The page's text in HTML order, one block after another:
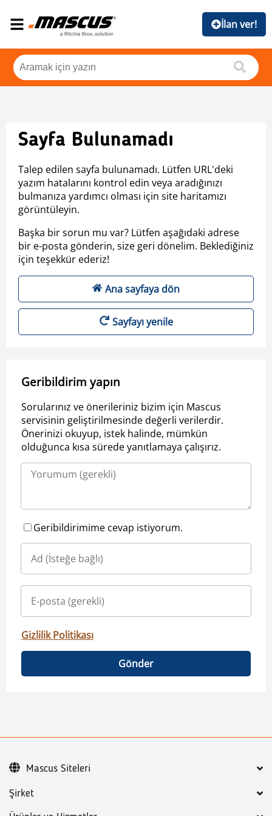
İlan ver!
Sayfa Bulunamadı
Talep edilen sayfa bulunamadı. Lütfen URL'deki
yazım hatalarını kontrol edin veya aradığınızı
bulmanıza yardımcı olması için site haritamızı
görüntüleyin.
Başka bir sorun mu var? Lütfen aşağıdaki adrese
bir e-posta gönderin, size geri dönelim. Beklediğiniz
için teşekkür ederiz!
Ana sayfaya dön
Sayfayı yenile
Geribildirim yapın
Sorularınız ve önerileriniz bizim için Mascus
servisinin geliştirilmesinde değerli verilerdir.
Önerinizi okuyup, istek halinde, mümkün
olduğunca kısa sürede yanıtlamaya çalışırız.
Geribildirimime cevap istiyorum.
Gizlilik Politikası
Gönder
Şirket
Mascus Siteleri